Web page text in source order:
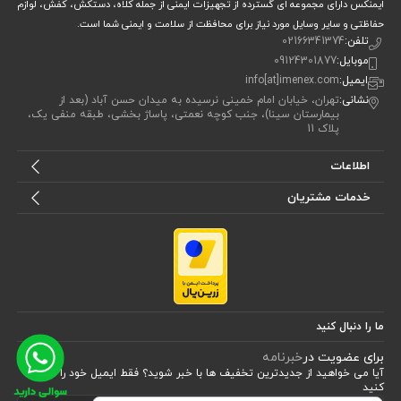
وزن سبک و مناسب استفاده طولانی‌مدت
محافظت قوی در برابر ضربه و کاهش تأثیر نیرو
عایق الکتریکی تا 440VAC
تهویه داخلی برای جلوگیری از تعریق
هدبند قابل تنظیم برای راحتی بیشتر
طراحی ارگونومیک و ایمن
معایب:
ممکن است برای محیط‌های بسیار گرم نیاز به تهویه بیشتر داشته
برخی کاربران به پوشش کامل سر نیاز دارند که مدل‌های کامل‌تر
یک انتخاب اقتصادی و ایمن برای
کارگران، نجاران و افرادی است که در محیط‌های خطرناک فعالیت می‌کنند.
کلاه ایمنی کارگری کاربردهای متنوعی دارد و در صنایع
ایمنکس دارای مجموعه ای گسترده از تجهیزات ایمنی از جمله کلاه، دستکش، کفش، لوازم
حفاظتی و سایر وسایل مورد نیاز برای محافظت از سلامت و ایمنی شما است.
تلفن:02166341374
موبایل:09124301877
ایمیل:info[at]imenex.com
نشانی:تهران، خیابان امام خمینی نرسیده به میدان حسن آباد (بعد از
بیمارستان سینا)، جنب کوچه نعمتی، پاساژ بخشی، طبقه منفی یک،
پلاک 11
اطلاعات
خدمات مشتریان
ما را دنبال کنید
برای عضویت درخبرنامه
آیا می خواهید از جدید‌ترین تخفیف‌ ها با‌ خبر شوید؟ فقط ایمیل خود را ثبت
کنید